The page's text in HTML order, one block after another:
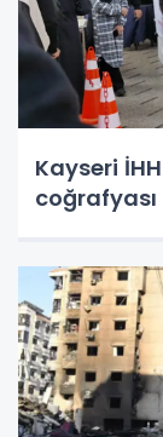
Kayseri
coğrafyası